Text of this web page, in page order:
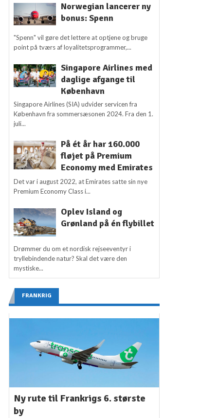
Norwegian lancerer ny
bonus: Spenn
"Spenn" vil gøre det lettere at optjene og bruge
point på tværs af loyalitetsprogrammer,...
Singapore Airlines med
daglige afgange til
København
Singapore Airlines (SIA) udvider servicen fra
København fra sommersæsonen 2024. Fra den 1.
juli...
På ét år har 160.000
fløjet på Premium
Economy med Emirates
Det var i august 2022, at Emirates satte sin nye
Premium Economy Class i...
Oplev Island og
Grønland på én flybillet
Drømmer du om et nordisk rejseeventyr i
tryllebindende natur? Skal det være den
mystiske...
FRANKRIG
Ny rute til Frankrigs 6. største
by